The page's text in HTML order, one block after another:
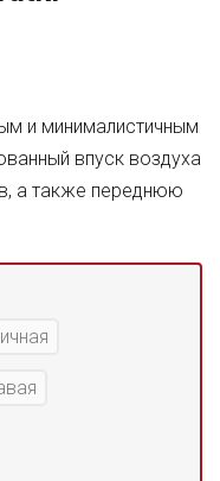
и минималистичным
впуск воздуха
а также переднюю